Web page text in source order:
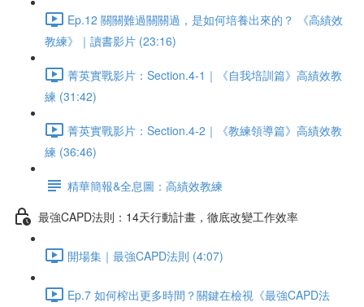
Ep.12 關關難過關關過，是如何培養出來的？ 《高績效
教練》｜讀書影片 (23:16)
菁英實戰影片：Section.4-1｜《自我培訓篇》高績效教
練 (31:42)
菁英實戰影片：Section.4-2｜《教練領導篇》高績效教
練 (36:46)
精華簡報&全息圖：高績效教練
最強CAPD法則：14天行動計畫，徹底改變工作效率
開場集｜最強CAPD法則 (4:07)
Ep.7 如何榨出更多時間？關鍵在檢視《最強CAPD法